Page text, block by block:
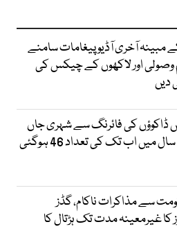
مبینہ آخری آڈیو پیغامات سامنے
وصولی اور لاکھوں کے چیکس کی
دیں
ڈاکوؤں کی فائرنگ سے شہری جاں
میں اب تک کی تعداد 46 ہوگئی
سے مذاکرات ناکام، گڈز
کا غیرمعینہ مدت تک ہڑتال کا